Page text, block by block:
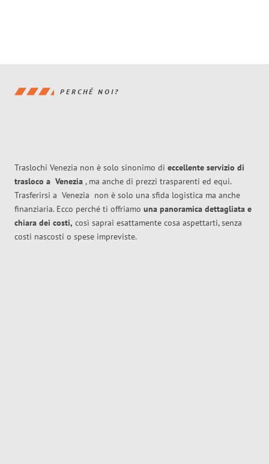
PERCHÉ NOI?
Traslochi Venezia non è solo sinonimo di eccellente servizio di
trasloco a Venezia , ma anche di prezzi trasparenti ed equi.
Trasferirsi a Venezia non è solo una sfida logistica ma anche
finanziaria. Ecco perché ti offriamo una panoramica dettagliata e
chiara dei costi, così saprai esattamente cosa aspettarti, senza
costi nascosti o spese impreviste.